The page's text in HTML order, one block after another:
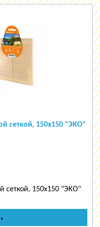
сеткой, 150х150 "ЭКО"
сеткой, 150х150 "ЭКО"